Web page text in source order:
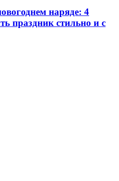
наряде: 4
праздник стильно и с